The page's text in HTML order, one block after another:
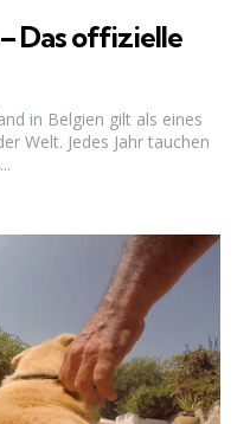
Das offizielle
in Belgien gilt als eines
Welt. Jedes Jahr tauchen